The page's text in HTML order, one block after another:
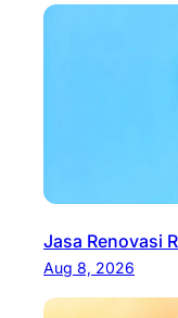
Jasa Renovasi
Aug 8, 2026